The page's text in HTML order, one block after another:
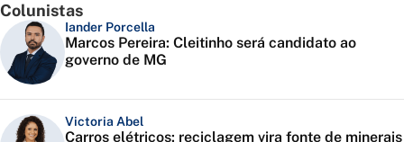
Colunistas
Iander Porcella
Marcos Pereira: Cleitinho será candidato ao
governo de MG
Victoria Abel
Carros elétricos: reciclagem vira fonte de minerais